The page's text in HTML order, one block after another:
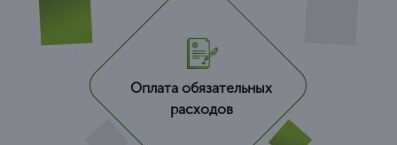
Оплата обязательных
расходов